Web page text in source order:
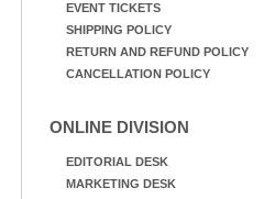
EVENT TICKETS
SHIPPING POLICY
RETURN AND REFUND POLICY
CANCELLATION POLICY
ONLINE DIVISION
EDITORIAL DESK
MARKETING DESK